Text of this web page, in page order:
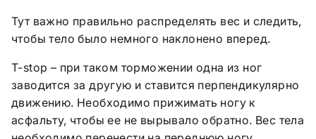
Тут важно правильно распределять вес и следить,
чтобы тело было немного наклонено вперед.
Т-stop – при таком торможении одна из ног
заводится за другую и ставится перпендикулярно
движению. Необходимо прижимать ногу к
асфальту, чтобы ее не вырывало обратно. Вес тела